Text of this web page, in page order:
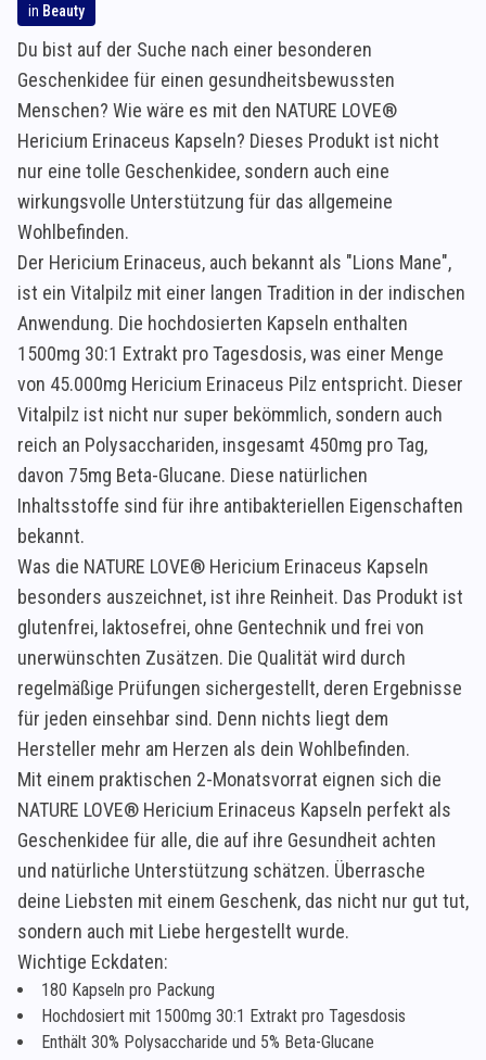
in Beauty
Du bist auf der Suche nach einer besonderen
Geschenkidee für einen gesundheitsbewussten
Menschen? Wie wäre es mit den NATURE LOVE®
Hericium Erinaceus Kapseln? Dieses Produkt ist nicht
nur eine tolle Geschenkidee, sondern auch eine
wirkungsvolle Unterstützung für das allgemeine
Wohlbefinden.
Der Hericium Erinaceus, auch bekannt als "Lions Mane",
ist ein Vitalpilz mit einer langen Tradition in der indischen
Anwendung. Die hochdosierten Kapseln enthalten
1500mg 30:1 Extrakt pro Tagesdosis, was einer Menge
von 45.000mg Hericium Erinaceus Pilz entspricht. Dieser
Vitalpilz ist nicht nur super bekömmlich, sondern auch
reich an Polysacchariden, insgesamt 450mg pro Tag,
davon 75mg Beta-Glucane. Diese natürlichen
Inhaltsstoffe sind für ihre antibakteriellen Eigenschaften
bekannt.
Was die NATURE LOVE® Hericium Erinaceus Kapseln
besonders auszeichnet, ist ihre Reinheit. Das Produkt ist
glutenfrei, laktosefrei, ohne Gentechnik und frei von
unerwünschten Zusätzen. Die Qualität wird durch
regelmäßige Prüfungen sichergestellt, deren Ergebnisse
für jeden einsehbar sind. Denn nichts liegt dem
Hersteller mehr am Herzen als dein Wohlbefinden.
Mit einem praktischen 2-Monatsvorrat eignen sich die
NATURE LOVE® Hericium Erinaceus Kapseln perfekt als
Geschenkidee für alle, die auf ihre Gesundheit achten
und natürliche Unterstützung schätzen. Überrasche
deine Liebsten mit einem Geschenk, das nicht nur gut tut,
sondern auch mit Liebe hergestellt wurde.
Wichtige Eckdaten:
180 Kapseln pro Packung
Hochdosiert mit 1500mg 30:1 Extrakt pro Tagesdosis
Enthält 30% Polysaccharide und 5% Beta-Glucane